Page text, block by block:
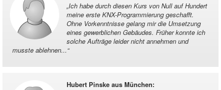
„Ich habe durch diesen Kurs von Null auf Hundert
meine erste KNX-Programmierung geschafft.
Ohne Vorkenntnisse gelang mir die Umsetzung
eines gewerblichen Gebäudes. Früher konnte ich
solche Aufträge leider nicht annehmen und
musste ablehnen...“
Hubert Pinske aus München: